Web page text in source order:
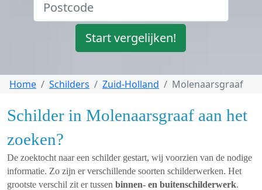
Start vergelijken!
Home Schilders Zuid-Holland Molenaarsgraaf
Schilder in Molenaarsgraaf aan het
zoeken?
De zoektocht naar een schilder gestart, wij voorzien van de nodige
informatie. Zo zijn er verschillende soorten schilderwerken. Het
grootste verschil zit er tussen binnen- en buitenschilderwerk.